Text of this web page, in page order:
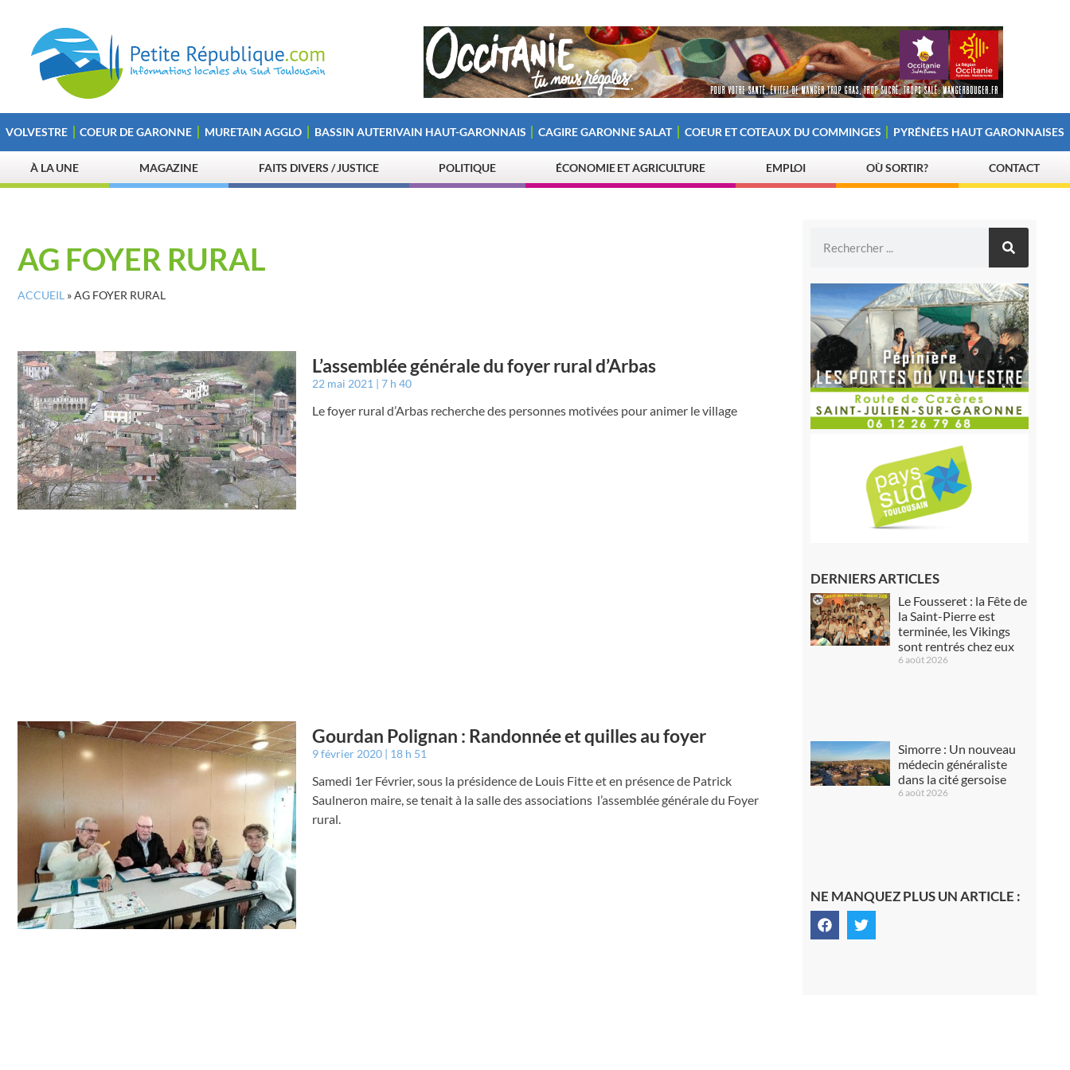
VOLVESTRE COEUR DE GARONNE MURETAIN AGGLO BASSIN AUTERIVAIN HAUT-GARONNAIS CAGIRE GARONNE SALAT COEUR ET COTEAUX DU COMMINGES PYRÉNÉES HAUT GARONNAISES
À LA UNE MAGAZINE FAITS DIVERS / JUSTICE POLITIQUE ÉCONOMIE ET AGRICULTURE EMPLOI OÙ SORTIR? CONTACT
AG FOYER RURAL
ACCUEIL »AG FOYER RURAL
L’assemblée générale du foyer rural d’Arbas
22 mai 2021 7 h 40
Le foyer rural d’Arbas recherche des personnes motivées pour animer le village
Gourdan Polignan : Randonnée et quilles au foyer
9 février 2020 18 h 51
Samedi 1er Février, sous la présidence de Louis Fitte et en présence de Patrick
Saulneron maire, se tenait à la salle des associations l’assemblée générale du Foyer
rural.
DERNIERS ARTICLES
Le Fousseret : la Fête de
la Saint-Pierre est
terminée, les Vikings
sont rentrés chez eux
6 août 2026
Simorre : Un nouveau
médecin généraliste
dans la cité gersoise
6 août 2026
NE MANQUEZ PLUS UN ARTICLE :